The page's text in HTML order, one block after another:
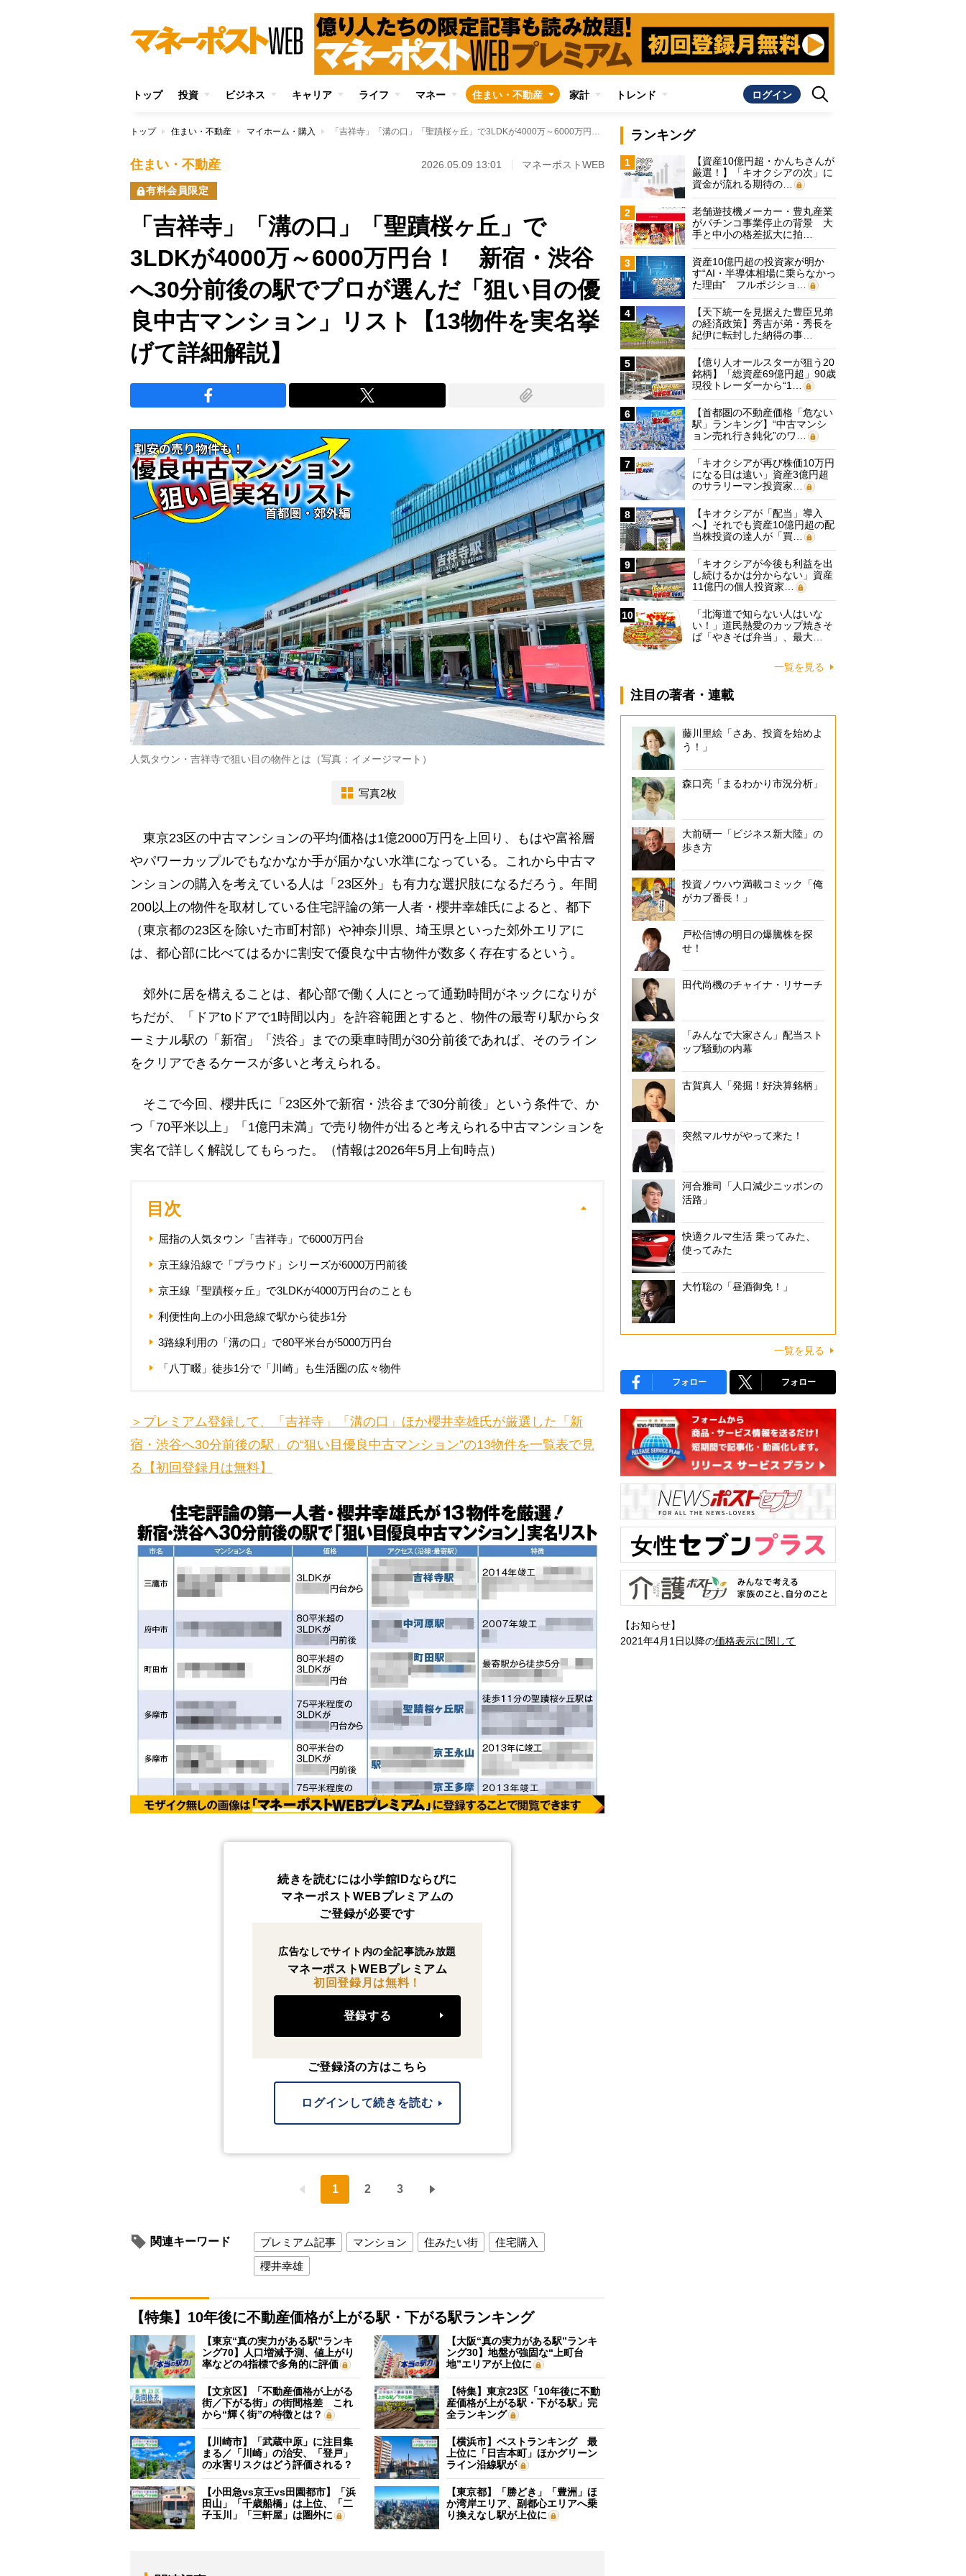
トップ 投資 ビジネス キャリア ライフ マネー 住まい・不動産 家計 トレンド ログイン
トップ 住まい・不動産 マイホーム・購入 「吉祥寺」「溝の口」「聖蹟桜ヶ丘」で3LDKが4000万～6000万円台！ 新宿・渋谷へ30分前後の駅でプロが選んだ「狙い目の優良中古マンション」リスト【13物件を実名挙げて詳細解説】
住まい・不動産 2026.05.09 13:01 マネーポストWEB
有料会員限定
「吉祥寺」「溝の口」「聖蹟桜ヶ丘」で
3LDKが4000万～6000万円台！ 新宿・渋谷
へ30分前後の駅でプロが選んだ「狙い目の優
良中古マンション」リスト【13物件を実名挙
げて詳細解説】
人気タウン・吉祥寺で狙い目の物件とは（写真：イメージマート）
写真2枚
東京23区の中古マンションの平均価格は1億2000万円を上回り、もはや富裕層
やパワーカップルでもなかなか手が届かない水準になっている。これから中古マ
ンションの購入を考えている人は「23区外」も有力な選択肢になるだろう。年間
200以上の物件を取材している住宅評論の第一人者・櫻井幸雄氏によると、都下
（東京都の23区を除いた市町村部）や神奈川県、埼玉県といった郊外エリアに
は、都心部に比べてはるかに割安で優良な中古物件が数多く存在するという。
郊外に居を構えることは、都心部で働く人にとって通勤時間がネックになりが
ちだが、「ドアtoドアで1時間以内」を許容範囲とすると、物件の最寄り駅からタ
ーミナル駅の「新宿」「渋谷」までの乗車時間が30分前後であれば、そのライン
をクリアできるケースが多いと考えられる。
そこで今回、櫻井氏に「23区外で新宿・渋谷まで30分前後」という条件で、か
つ「70平米以上」「1億円未満」で売り物件が出ると考えられる中古マンションを
実名で詳しく解説してもらった。（情報は2026年5月上旬時点）
目次
屈指の人気タウン「吉祥寺」で6000万円台
京王線沿線で「プラウド」シリーズが6000万円前後
京王線「聖蹟桜ヶ丘」で3LDKが4000万円台のことも
利便性向上の小田急線で駅から徒歩1分
3路線利用の「溝の口」で80平米台が5000万円台
「八丁畷」徒歩1分で「川崎」も生活圏の広々物件
＞プレミアム登録して、「吉祥寺」「溝の口」ほか櫻井幸雄氏が厳選した「新
宿・渋谷へ30分前後の駅」の“狙い目優良中古マンション”の13物件を一覧表で見
る【初回登録月は無料】
続きを読むには小学館IDならびに
マネーポストWEBプレミアムの
ご登録が必要です
広告なしでサイト内の全記事読み放題
マネーポストWEBプレミアム
初回登録月は無料！
登録する
ご登録済の方はこちら
ログインして続きを読む
1 2 3
関連キーワード プレミアム記事 マンション 住みたい街
住宅購入
櫻井幸雄
【特集】10年後に不動産価格が上がる駅・下がる駅ランキング
【東京“真の実力がある駅”ランキ
ング70】人口増減予測、値上がり
率などの4指標で多角的に評価
【大阪“真の実力がある駅”ランキ
ング30】地盤が強固な“上町台
地”エリアが上位に
【文京区】「不動産価格が上がる
街／下がる街」の街間格差 これ
から“輝く街”の特徴とは？
【特集】東京23区「10年後に不動
産価格が上がる駅・下がる駅」完
全ランキング
【川崎市】「武蔵中原」に注目集
まる／「川崎」の治安、「登戸」
の水害リスクはどう評価される？
【横浜市】ベストランキング 最
上位に「日吉本町」ほかグリーン
ライン沿線駅が
【小田急vs京王vs田園都市】「浜
田山」「千歳船橋」は上位、「二
子玉川」「三軒屋」は圏外に
【東京都】「勝どき」「豊洲」ほ
か湾岸エリア、副都心エリアへ乗
り換えなし駅が上位に
ランキング
1
【資産10億円超・かんちさんが
厳選！】「キオクシアの次」に
資金が流れる期待の…
2
老舗遊技機メーカー・豊丸産業
がパチンコ事業停止の背景 大
手と中小の格差拡大に拍…
3
資産10億円超の投資家が明か
す“AI・半導体相場に乗らなかっ
た理由” フルポジショ…
4
【天下統一を見据えた豊臣兄弟
の経済政策】秀吉が弟・秀長を
紀伊に転封した納得の事…
5
【億り人オールスターが狙う20
銘柄】「総資産69億円超」90歳
現役トレーダーから“1…
6
【首都圏の不動産価格「危ない
駅」ランキング】“中古マンシ
ョン売れ行き鈍化”のワ…
7
「キオクシアが再び株価10万円
になる日は遠い」資産3億円超
のサラリーマン投資家…
8
【キオクシアが「配当」導入
へ】それでも資産10億円超の配
当株投資の達人が「買…
9
「キオクシアが今後も利益を出
し続けるかは分からない」資産
11億円の個人投資家…
10
「北海道で知らない人はいな
い！」道民熱愛のカップ焼きそ
ば「やきそば弁当」、最大…
一覧を見る
注目の著者・連載
藤川里絵「さあ、投資を始めよ
う！」
森口亮「まるわかり市況分析」
大前研一「ビジネス新大陸」の
歩き方
投資ノウハウ満載コミック「俺
がカブ番長！」
戸松信博の明日の爆騰株を探
せ！
田代尚機のチャイナ・リサーチ
「みんなで大家さん」配当スト
ップ騒動の内幕
古賀真人「発掘！好決算銘柄」
突然マルサがやって来た！
河合雅司「人口減少ニッポンの
活路」
快適クルマ生活 乗ってみた、
使ってみた
大竹聡の「昼酒御免！」
一覧を見る
フォロー フォロー
【お知らせ】
2021年4月1日以降の価格表示に関して